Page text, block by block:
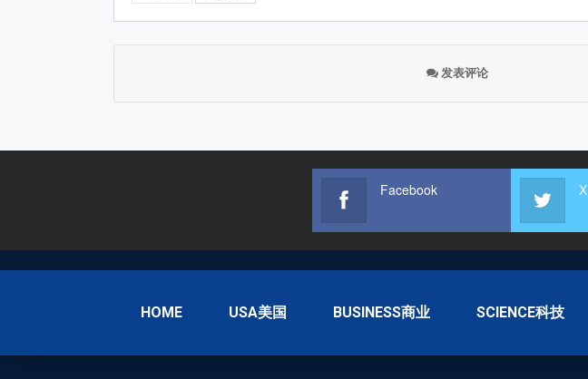
发表评论
Facebook X
HOME USA美国 BUSINESS商业 SCIENCE科技